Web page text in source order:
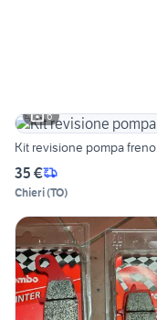
6
Kit revisione pompa freno
35 €
Chieri(TO)